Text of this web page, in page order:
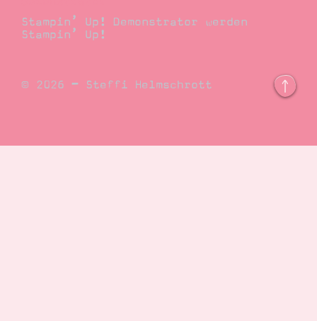
Stampin’ Up! Demonstrator werden
Stampin’ Up!
© 2026 – Steffi Helmschrott